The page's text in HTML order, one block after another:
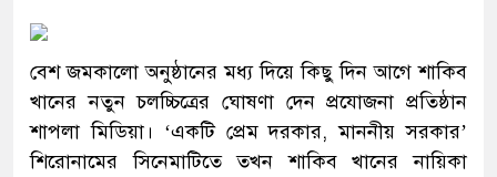
বেশ জমকালো অনুষ্ঠানের মধ্য দিয়ে কিছু দিন আগে শাকিব
খানের নতুন চলচ্চিত্রের ঘোষণা দেন প্রযোজনা প্রতিষ্ঠান
শাপলা মিডিয়া। ‘একটি প্রেম দরকার, মাননীয় সরকার’
শিরোনামের সিনেমাটিতে তখন শাকিব খানের নায়িকা